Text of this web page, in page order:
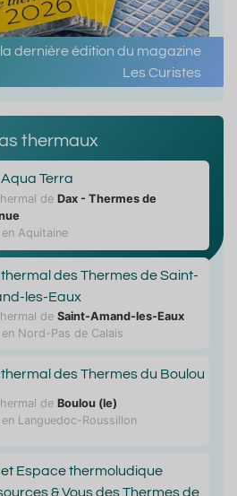
dernière édition du magazine
Les Curistes
thermaux
Terra
de Dax - Thermes de
Aquitaine
des Thermes de Saint-
les-Eaux
de Saint-Amand-les-Eaux
en Nord-Pas de Calais
des Thermes du Boulou
de Boulou (le)
en Languedoc-Roussillon
Espace thermoludique
& Vous des Thermes de